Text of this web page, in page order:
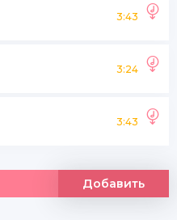
3:43
3:24
3:43
Добавить